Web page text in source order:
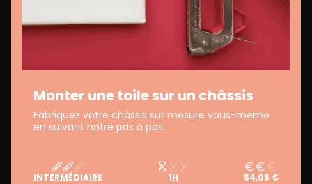
Monter une toile sur un châssis
Fabriquez votre châssis sur mesure vous-même
en suivant notre pas à pas.
INTERMÉDIAIRE 1H 54,05 €